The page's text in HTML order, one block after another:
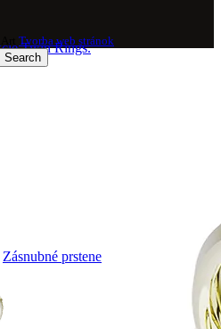
Twin Rings.
Tvorba web stránok
Search
Zásnubné prstene